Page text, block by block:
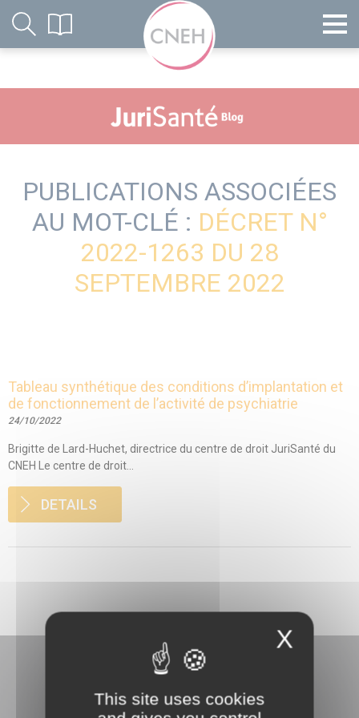
PUBLICATIONS ASSOCIÉES
AU MOT-CLÉ : DÉCRET N°
2022-1263 DU 28
SEPTEMBRE 2022
Tableau synthétique des conditions d’implantation et
de fonctionnement de l’activité de psychiatrie
24/10/2022
Brigitte de Lard-Huchet, directrice du centre de droit JuriSanté du
CNEH Le centre de droit...
DETAILS
X
This site uses cookies